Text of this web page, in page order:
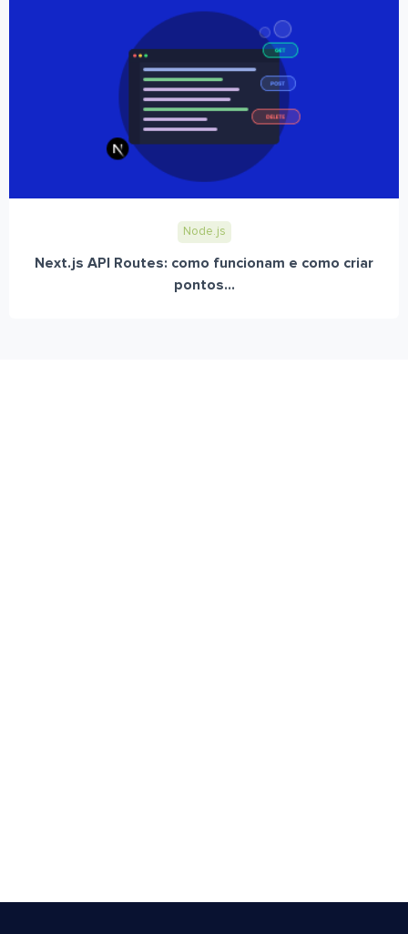
Node.js
Next.js API Routes: como funcionam e como criar
pontos...